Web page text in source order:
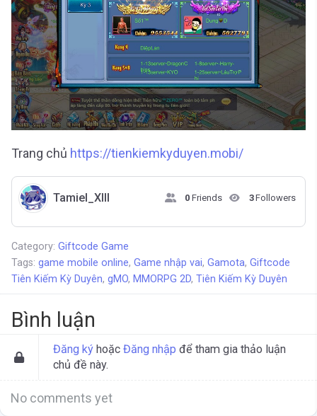
Trang chủ https://tienkiemkyduyen.mobi/
Tamiel_XIII 0 Friends 3Followers
Category: Giftcode Game
Tags: game mobile online, Game nhập vai, Gamota, Giftcode
Tiên Kiếm Kỳ Duyên, gMO, MMORPG 2D, Tiên Kiếm Kỳ Duyên
Bình luận
Đăng ký hoặc Đăng nhập để tham gia thảo luận
chủ đề này.
No comments yet